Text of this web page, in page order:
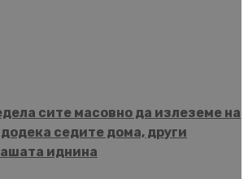
сите масовно да излеземе на
седите дома, други
иднина